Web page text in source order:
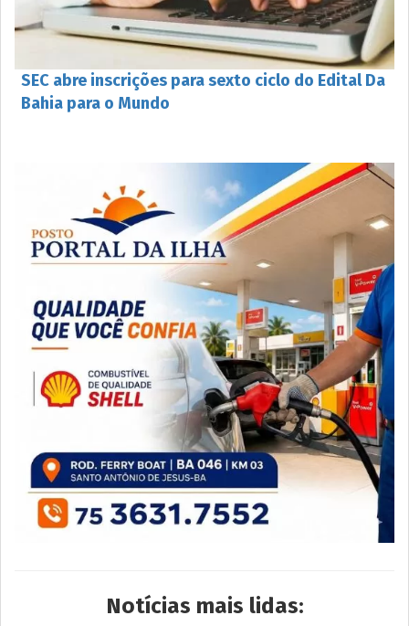
SEC abre inscrições para sexto ciclo do Edital Da
Bahia para o Mundo
Notícias mais lidas: